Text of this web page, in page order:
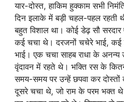
यार-दोस्त, हाकिम हुक्काम सभी
दिन इलाके में बड़ी चहल-पहल रहती
बहुत विशाल था। कोई डेढ़ सौ
कई चचा थे। दरजनों चचेरे भाई, कई
भाई। एक चचा साहब राधा के
वृंदावन में रहते थे। भक्ति रस के
समय-समय पर उन्हें छपवा कर
दूसरे चचा थे, जो राम के परम भक्त थे